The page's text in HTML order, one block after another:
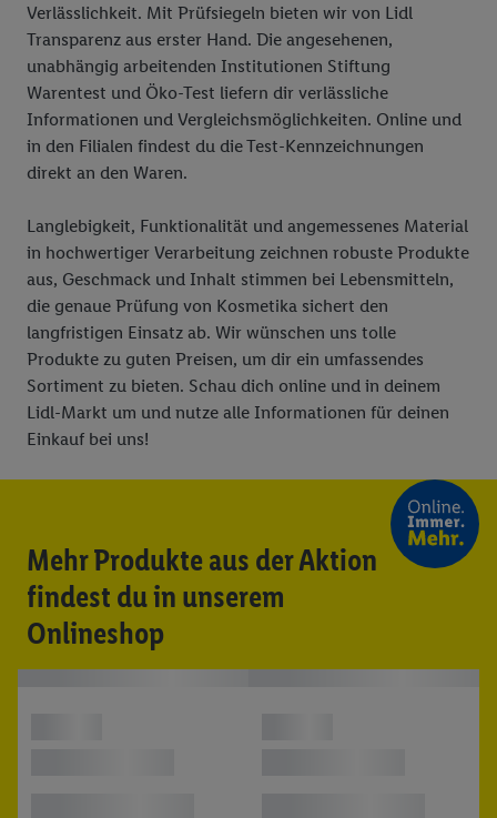
Verlässlichkeit. Mit Prüfsiegeln bieten wir von Lidl
Transparenz aus erster Hand. Die angesehenen,
unabhängig arbeitenden Institutionen Stiftung
Warentest und Öko-Test liefern dir verlässliche
Informationen und Vergleichsmöglichkeiten. Online und
in den Filialen findest du die Test-Kennzeichnungen
direkt an den Waren.
Langlebigkeit, Funktionalität und angemessenes Material
in hochwertiger Verarbeitung zeichnen robuste Produkte
aus, Geschmack und Inhalt stimmen bei Lebensmitteln,
die genaue Prüfung von Kosmetika sichert den
langfristigen Einsatz ab. Wir wünschen uns tolle
Produkte zu guten Preisen, um dir ein umfassendes
Sortiment zu bieten. Schau dich online und in deinem
Lidl-Markt um und nutze alle Informationen für deinen
Einkauf bei uns!
Mehr Produkte aus der Aktion
findest du in unserem
Onlineshop